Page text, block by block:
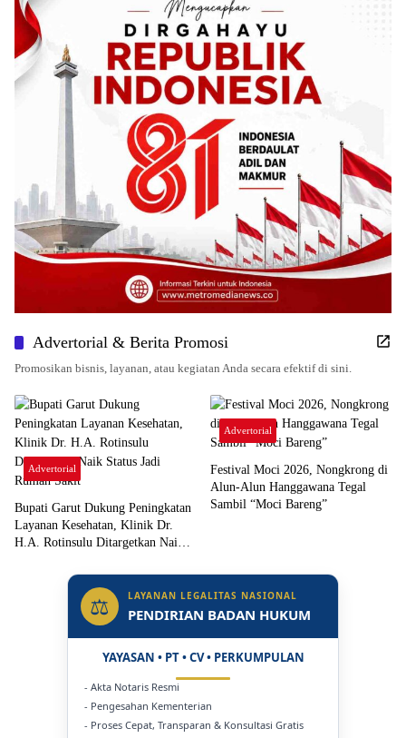
Advertorial & Berita Promosi
Promosikan bisnis, layanan, atau kegiatan Anda secara efektif di sini.
Advertorial
Bupati Garut Dukung Peningkatan
Layanan Kesehatan, Klinik Dr.
H.A. Rotinsulu Ditargetkan Naik
Advertorial
Festival Moci 2026, Nongkrong di
Alun-Alun Hanggawana Tegal
Sambil “Moci Bareng”
⚖ LAYANAN LEGALITAS NASIONAL
PENDIRIAN BADAN HUKUM
YAYASAN • PT • CV • PERKUMPULAN
- Akta Notaris Resmi
- Pengesahan Kementerian
- Proses Cepat, Transparan & Konsultasi Gratis